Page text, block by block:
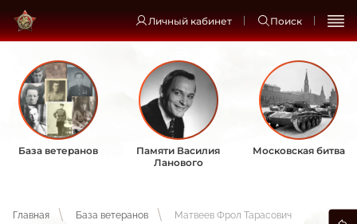
Личный кабинет Поиск
База ветеранов
Памяти Василия
Ланового
Московская битва
Главная База ветеранов Матвеев Фрол Тарасович